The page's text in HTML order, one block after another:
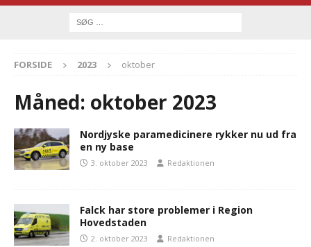
FORSIDE 2023 oktober
Måned: oktober 2023
Nordjyske paramedicinere rykker nu ud fra
en ny base
3. oktober 2023 Redaktionen
Falck har store problemer i Region
Hovedstaden
2. oktober 2023 Redaktionen